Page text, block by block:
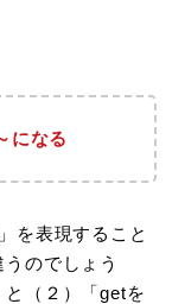
になる
を表現すること
のでしょう
（２）「getを